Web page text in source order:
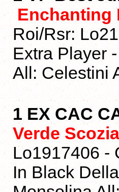
Roi/Rsr:
Extra Player
All: Celestini
1 EX CAC
Verde
Lo1917406 -
In Black